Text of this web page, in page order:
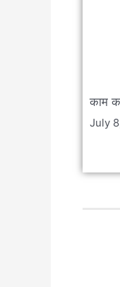
काम
July